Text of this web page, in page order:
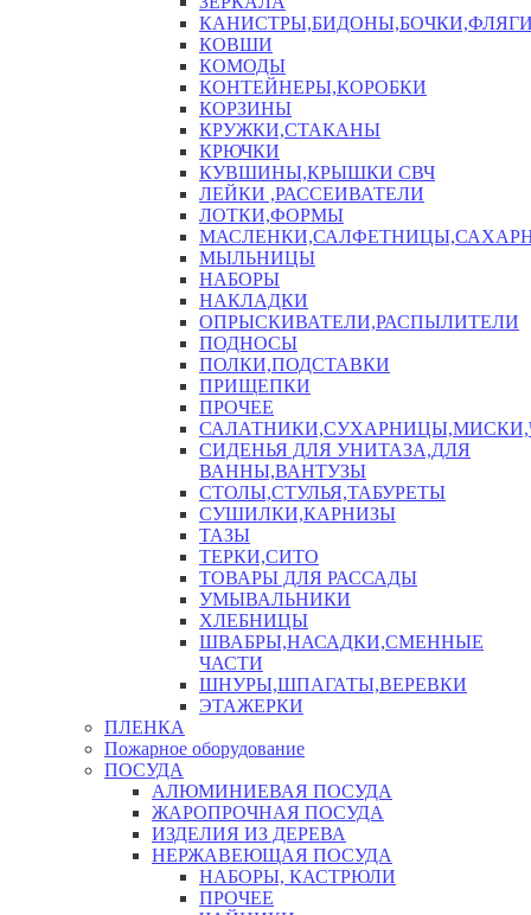
КОВШИ
КОМОДЫ
КОНТЕЙНЕРЫ,КОРОБКИ
КОРЗИНЫ
КРУЖКИ,СТАКАНЫ
КРЮЧКИ
КУВШИНЫ,КРЫШКИ СВЧ
ЛЕЙКИ ,РАССЕИВАТЕЛИ
ЛОТКИ,ФОРМЫ
МЫЛЬНИЦЫ
НАБОРЫ
НАКЛАДКИ
ОПРЫСКИВАТЕЛИ,РАСПЫЛИТЕЛИ
ПОДНОСЫ
ПОЛКИ,ПОДСТАВКИ
ПРИЩЕПКИ
ПРОЧЕЕ
СИДЕНЬЯ ДЛЯ УНИТАЗА,ДЛЯ
ВАННЫ,ВАНТУЗЫ
СТОЛЫ,СТУЛЬЯ,ТАБУРЕТЫ
СУШИЛКИ,КАРНИЗЫ
ТАЗЫ
ТЕРКИ,СИТО
ТОВАРЫ ДЛЯ РАССАДЫ
УМЫВАЛЬНИКИ
ХЛЕБНИЦЫ
ШВАБРЫ,НАСАДКИ,СМЕННЫЕ
ЧАСТИ
ШНУРЫ,ШПАГАТЫ,ВЕРЕВКИ
ЭТАЖЕРКИ
ПЛЕНКА
Пожарное оборудование
ПОСУДА
АЛЮМИНИЕВАЯ ПОСУДА
ЖАРОПРОЧНАЯ ПОСУДА
ИЗДЕЛИЯ ИЗ ДЕРЕВА
НЕРЖАВЕЮЩАЯ ПОСУДА
НАБОРЫ, КАСТРЮЛИ
ПРОЧЕЕ